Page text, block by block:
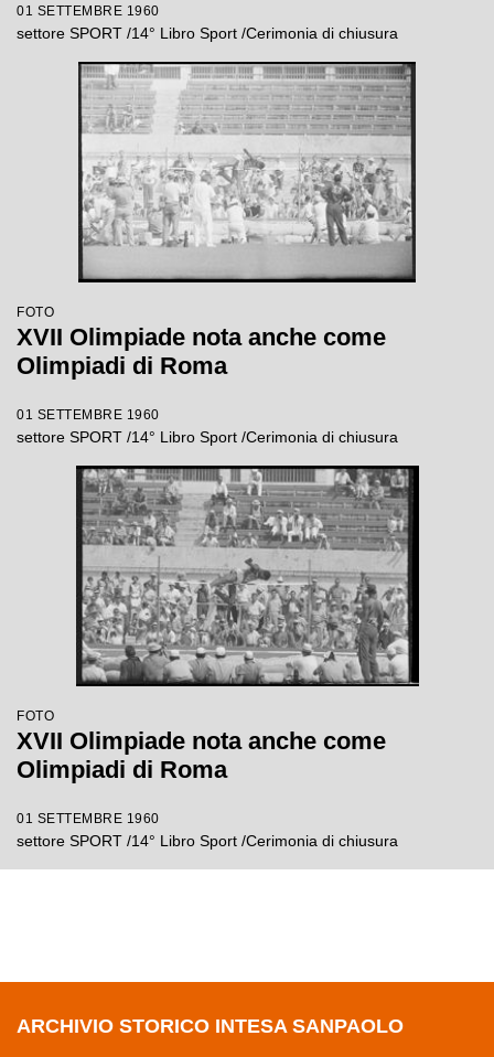
01 SETTEMBRE 1960
settore SPORT /14° Libro Sport /Cerimonia di chiusura
FOTO
XVII Olimpiade nota anche come
Olimpiadi di Roma
01 SETTEMBRE 1960
settore SPORT /14° Libro Sport /Cerimonia di chiusura
FOTO
XVII Olimpiade nota anche come
Olimpiadi di Roma
01 SETTEMBRE 1960
settore SPORT /14° Libro Sport /Cerimonia di chiusura
ARCHIVIO STORICO INTESA SANPAOLO